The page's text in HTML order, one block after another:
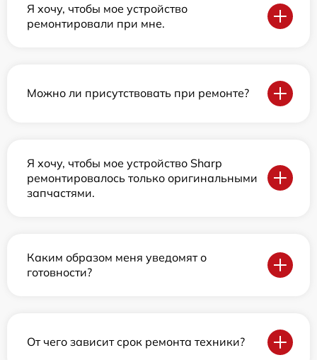
Я хочу, чтобы мое устройство
ремонтировали при мне.
Можно ли присутствовать при ремонте?
Я хочу, чтобы мое устройство Sharp
ремонтировалось только оригинальными
запчастями.
Каким образом меня уведомят о
готовности?
От чего зависит срок ремонта техники?